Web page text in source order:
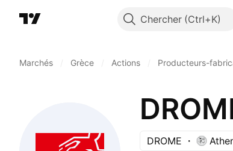
Chercher
Marchés Grèce Actions Producteurs-
DROME